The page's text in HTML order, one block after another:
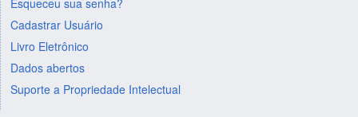
Esqueceu sua senha?
Cadastrar Usuário
Livro Eletrônico
Dados abertos
Suporte a Propriedade Intelectual